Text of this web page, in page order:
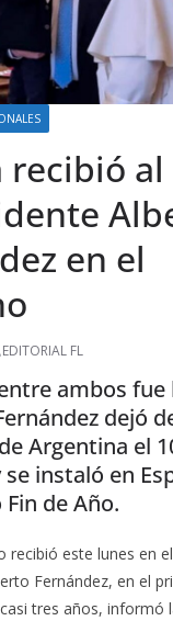
recibió al
en el
EDITORIAL FL
ambos fue
dejó
Argentina el
instaló en
de Año.
recibió este lunes en
Fernández, en el
tres años, informó